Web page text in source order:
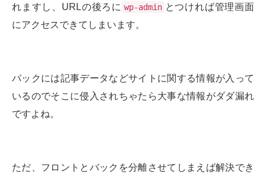
れますし、URLの後ろに wp-admin とつければ管理画面
にアクセスできてしまいます。
バックには記事データなどサイトに関する情報が入って
いるのでそこに侵入されちゃたら大事な情報がダダ漏れ
ですよね。
ただ、フロントとバックを分離させてしまえば解決でき